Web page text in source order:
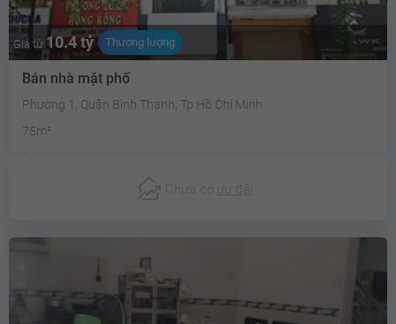
Giá từ 10.4 tỷ Thương lượng
Bán nhà mặt phố
Phường 1, Quận Bình Thạnh, Tp Hồ Chí Minh
75m²
Chưa có ưu đãi